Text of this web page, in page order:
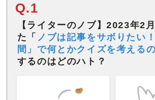
Q.1
【ライターのノブ】2023年2
た「 ノブは記事をサボりたい
間」で何とかクイズを考える
するのはどのハト？